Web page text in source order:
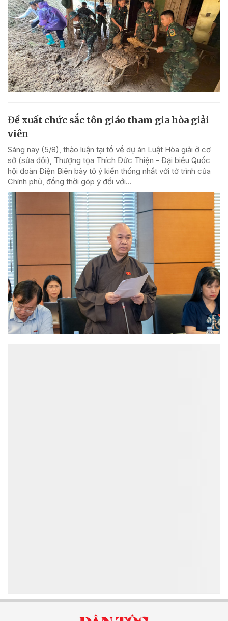
Đề xuất chức sắc tôn giáo tham gia hòa giải
viên
Sáng nay (5/8), thảo luận tại tổ về dự án Luật Hòa giải ở cơ
sở (sửa đổi), Thượng tọa Thích Đức Thiện - Đại biểu Quốc
hội đoàn Điện Biên bày tỏ ý kiến thống nhất với tờ trình của
Chính phủ, đồng thời góp ý đối với...